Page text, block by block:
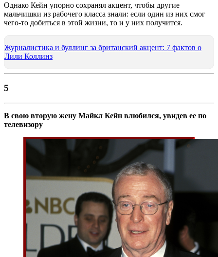
Однако Кейн упорно сохранял акцент, чтобы другие
мальчишки из рабочего класса знали: если один из них смог
чего-то добиться в этой жизни, то и у них получится.
Журналистика и буллинг за британский акцент: 7 фактов о
Лили Коллинз
5
В свою вторую жену Майкл Кейн влюбился, увидев ее по
телевизору